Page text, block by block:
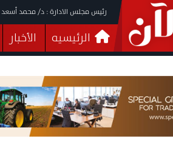
رئيس مجلس الادارة : د/ محمد أسعد
الرئيسيه الأخبار
فيديوهات
البرلمان